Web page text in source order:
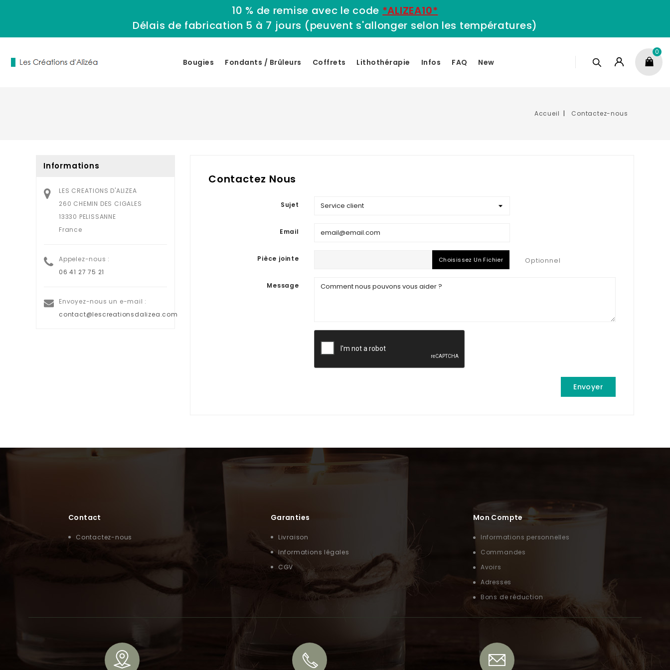
10 % de remise avec le code *ALIZEA10*
Délais de fabrication 5 à 7 jours (peuvent s'allonger selon les températures)
0
Bougies Fondants / Brûleurs Coffrets Lithothérapie Infos FAQ New
Accueil Contactez-nous
Informations
LES CREATIONS D'ALIZEA
260 CHEMIN DES CIGALES
13330 PELISSANNE
France
Appelez-nous :
06 41 27 75 21
Envoyez-nous un e-mail :
contact@lescreationsdalizea.com
Contactez Nous
Sujet
Email
Pièce jointe Choisissez Un Fichier Optionnel
Message
Contact
Contactez-nous
Garanties
Livraison
Informations légales
CGV
Mon Compte
Informations personnelles
Commandes
Avoirs
Adresses
Bons de réduction